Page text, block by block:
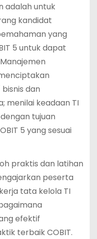
adalah untuk
kandidat
yang
5 untuk dapat
dan
menilai keadaan TI
tujuan
5 yang sesuai
praktis dan latihan
peserta
tata kelola TI
efektif
terbaik COBIT.